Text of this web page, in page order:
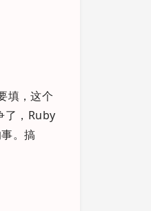
填，这个
了，Ruby
。搞